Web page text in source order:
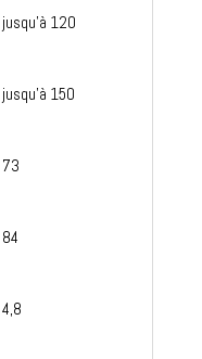
jusqu'à 120
jusqu'à 150
73
84
4,8